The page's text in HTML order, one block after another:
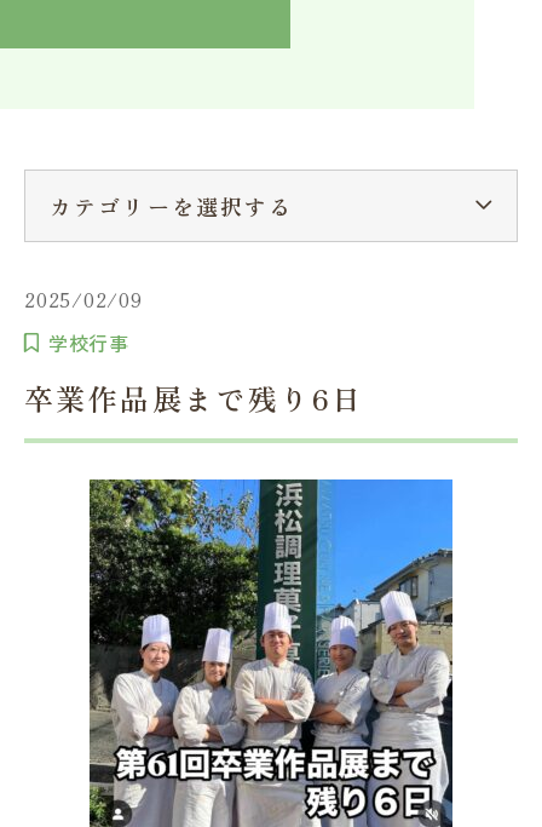
卒業生の方へ在学生へ一般の方へ（教室・講習会）
2025/02/09
学校行事
卒業作品展まで残り6日
カテゴリーを選択する